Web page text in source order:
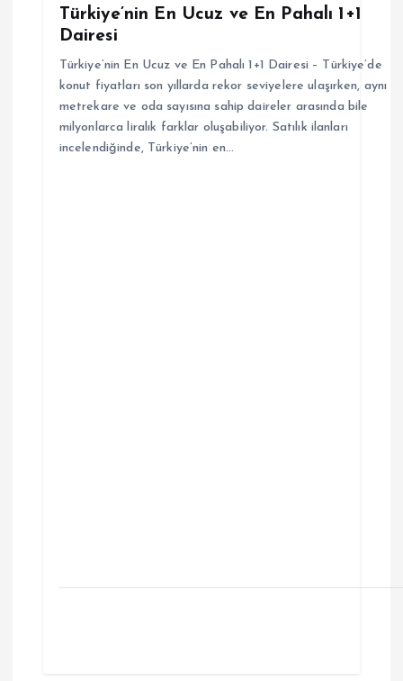
Türkiye’nin En Ucuz ve En Pahalı 1+1
Dairesi
Türkiye’nin En Ucuz ve En Pahalı 1+1 Dairesi – Türkiye’de
konut fiyatları son yıllarda rekor seviyelere ulaşırken, aynı
metrekare ve oda sayısına sahip daireler arasında bile
milyonlarca liralık farklar oluşabiliyor. Satılık ilanları
incelendiğinde, Türkiye’nin en…